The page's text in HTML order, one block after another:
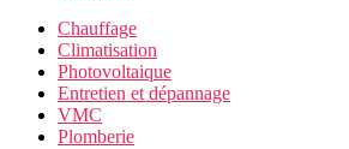
Chauffage
Climatisation
Photovoltaique
Entretien et dépannage
VMC
Plomberie